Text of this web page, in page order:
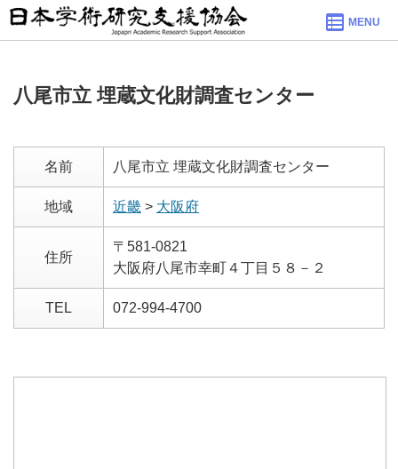
MENU
八尾市立 埋蔵文化財調査センター
名前 八尾市立 埋蔵文化財調査センター
地域 近畿 > 大阪府
住所
〒581-0821
大阪府八尾市幸町４丁目５８－２
TEL 072-994-4700